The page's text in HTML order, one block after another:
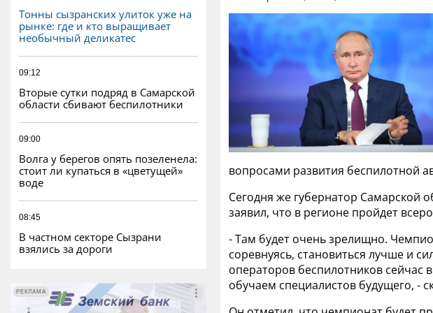
Тонны сызранских улиток уже на
рынке: где и кто выращивает
необычный деликатес
09:12
Вторые сутки подряд в Самарской
области сбивают беспилотники
09:00
Волга у берегов опять позеленела:
стоит ли купаться в «цветущей»
воде
08:45
В частном секторе Сызрани
взялись за дороги
РЕКЛАМА
РЕКЛАМА
вопросами развития беспилотной
Сегодня же губернатор Самарской
заявил, что в регионе пройдет
- Там будет очень зрелищно.
соревнуясь, становиться лучше и
операторов беспилотников
обучаем специалистов будущего, -